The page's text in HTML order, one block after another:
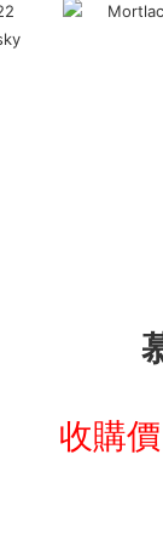
收購